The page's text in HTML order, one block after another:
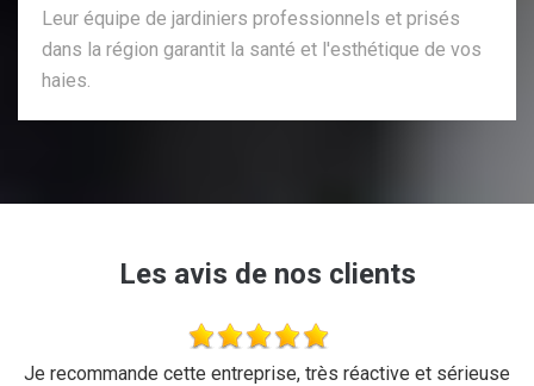
Leur équipe de jardiniers professionnels et prisés
dans la région garantit la santé et l'esthétique de vos
haies.
Les avis de nos clients
Je recommande cette entreprise, très réactive et sérieuse